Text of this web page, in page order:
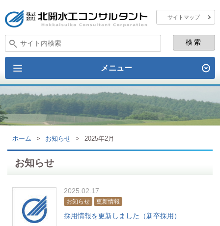
サイトマップ
メニュー
ホーム > お知らせ > 2025年2月
お知らせ
2025.02.17
お知らせ 更新情報
採用情報を更新しました（新卒採用）